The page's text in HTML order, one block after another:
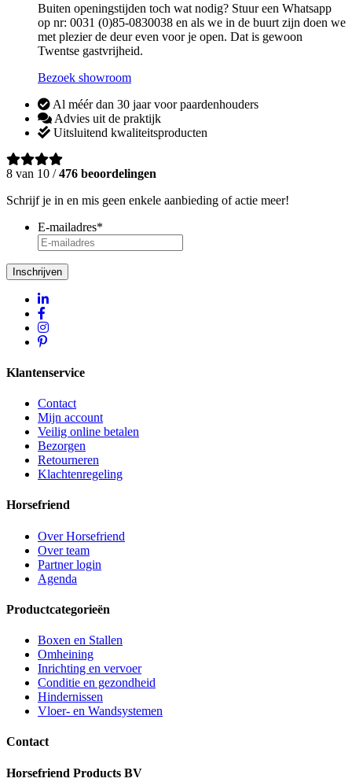
Buiten openingstijden toch wat nodig? Stuur een Whatsapp
op nr: 0031 (0)85-0830038 en als we in de buurt zijn doen we
met plezier de deur even voor je open. Dat is gewoon
Twentse gastvrijheid.
Bezoek showroom
Al méér dan 30 jaar voor paardenhouders
Advies uit de praktijk
Uitsluitend kwaliteitsproducten
8 van 10 /476 beoordelingen
Schrijf je in en mis geen enkele aanbieding of actie meer!
E-mailadres*
Inschrijven
Klantenservice
Contact
Mijn account
Veilig online betalen
Bezorgen
Retourneren
Klachtenregeling
Horsefriend
Over Horsefriend
Over team
Partner login
Agenda
Productcategorieën
Boxen en Stallen
Omheining
Inrichting en vervoer
Conditie en gezondheid
Hindernissen
Vloer- en Wandsystemen
Contact
Horsefriend Products BV